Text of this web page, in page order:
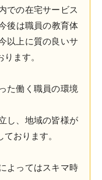
での在宅サービス
後は職員の教育体
以上に質の良いサ
ます。
た働く職員の環境
し、地域の皆様が
おります。
よってはスキマ時